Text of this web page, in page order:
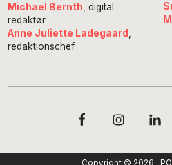
Michael Bernth , digital
redaktør
Anne Juliette Ladegaard
redaktionschef
Copyright © 2026 ·